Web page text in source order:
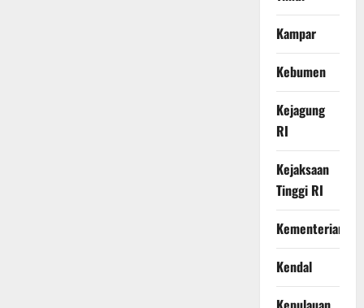
Kampar
Kebumen
Kejagung
RI
Kejaksaan
Tinggi RI
Kementerian
Kendal